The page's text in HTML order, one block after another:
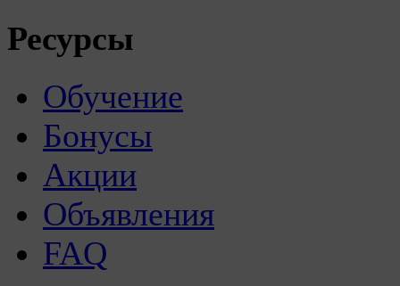
Ресурсы
Обучение
Бонусы
Акции
Объявления
FAQ